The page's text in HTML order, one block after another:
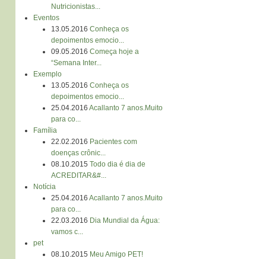
Nutricionistas...
Eventos
13.05.2016 Conheça os
depoimentos emocio...
09.05.2016 Começa hoje a
“Semana Inter...
Exemplo
13.05.2016 Conheça os
depoimentos emocio...
25.04.2016 Acallanto 7 anos.Muito
para co...
Família
22.02.2016 Pacientes com
doenças crônic...
08.10.2015 Todo dia é dia de
ACREDITAR&#...
Notícia
25.04.2016 Acallanto 7 anos.Muito
para co...
22.03.2016 Dia Mundial da Água:
vamos c...
pet
08.10.2015 Meu Amigo PET!